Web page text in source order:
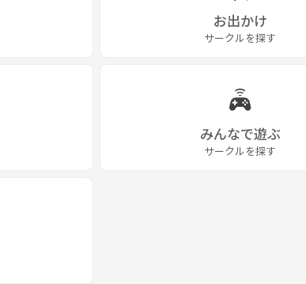
お出かけ
サークルを探す
みんなで遊ぶ
サークルを探す